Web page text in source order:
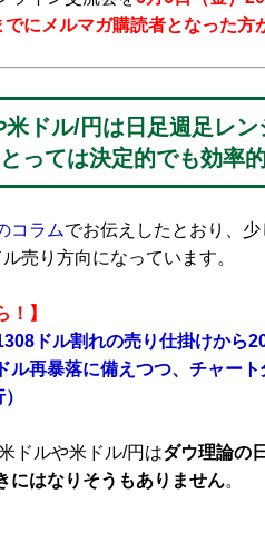
にメルマガ購読者となった方
ドル/円は日足週足レ
っては決定的でも効率
コラムでお伝えしたとおり、
売り方向になっています。
！】
ドル割れの売り仕掛けから
ル再暴落に備えつつ、チャー
ドルや米ドル/円はダウ理論の
にはなりそうもありません。